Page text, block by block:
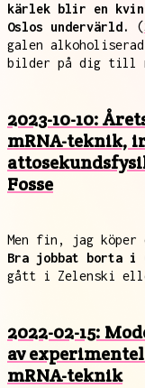
kärlek blir en
Oslos undervärld.
(
galen
bilder på dig till
2023-10-10:
mRNA-teknik,
Fosse
Men fin, jag köper
Bra jobbat borta i
gått i Zelenski
2022-02-15:
av
mRNA-teknik